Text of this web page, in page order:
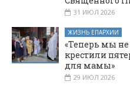
31 ИЮЛ 2026
ЖИЗНЬ ЕПАРХИИ
«Теперь мы
крестили
для мамы»
29 ИЮЛ 2026